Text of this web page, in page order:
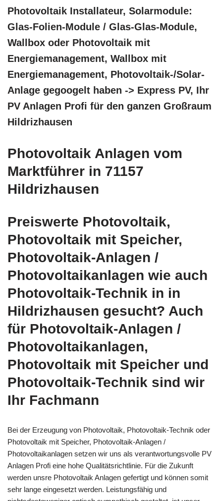
Photovoltaik Installateur, Solarmodule:
Glas-Folien-Module / Glas-Glas-Module,
Wallbox oder Photovoltaik mit
Energiemanagement, Wallbox mit
Energiemanagement, Photovoltaik-/Solar-
Anlage gegoogelt haben -> Express PV, Ihr
PV Anlagen Profi für den ganzen Großraum
Hildrizhausen
Photovoltaik Anlagen vom
Marktführer in 71157
Hildrizhausen
Preiswerte Photovoltaik,
Photovoltaik mit Speicher,
Photovoltaik-Anlagen /
Photovoltaikanlagen wie auch
Photovoltaik-Technik in in
Hildrizhausen gesucht? Auch
für Photovoltaik-Anlagen /
Photovoltaikanlagen,
Photovoltaik mit Speicher und
Photovoltaik-Technik sind wir
Ihr Fachmann
Bei der Erzeugung von Photovoltaik, Photovoltaik-Technik oder
Photovoltaik mit Speicher, Photovoltaik-Anlagen /
Photovoltaikanlagen setzen wir uns als verantwortungsvolle PV
Anlagen Profi eine hohe Qualitätsrichtlinie. Für die Zukunft
werden unsre Photovoltaik Anlagen gefertigt und können somit
sehr lange eingesetzt werden. Leistungsfähig und